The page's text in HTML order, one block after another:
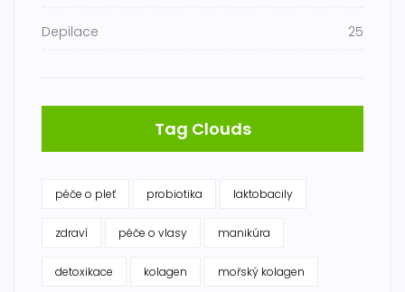
Depilace 25
Tag Clouds
péče o pleť probiotika laktobacily
zdraví péče o vlasy manikúra
detoxikace kolagen mořský kolagen